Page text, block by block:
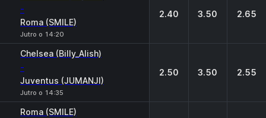
-
Roma (SMILE)
Jutro o 14:20
2.40 3.50 2.65
Chelsea (Billy_Alish)
-
Juventus (JUMANJI)
Jutro o 14:35
2.50 3.50 2.55
Roma (SMILE)